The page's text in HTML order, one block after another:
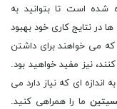
شده است تا بتوانید به
در نتایج کاری خود بهبود
که می خواهند برای داشتن
نیز مفید خواهید بود.
ای که نیاز دارد می
ما را همراهی کنید.